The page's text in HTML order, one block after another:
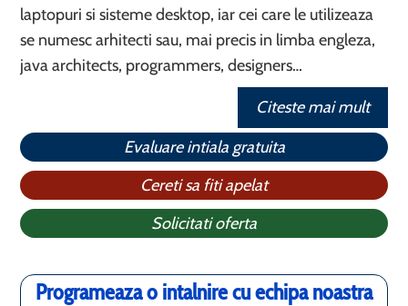
laptopuri si sisteme desktop, iar cei care le utilizeaza
se numesc arhitecti sau, mai precis in limba engleza,
java architects, programmers, designers…
Citeste mai mult
Evaluare intiala gratuita
Cereti sa fiti apelat
Solicitati oferta
Programeaza o intalnire cu echipa noastra